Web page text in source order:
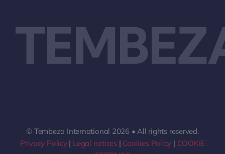
© Tembeza International 2026 • All rights reserved.
Privacy Policy| Legal notices | Cookies Policy | COOKIE